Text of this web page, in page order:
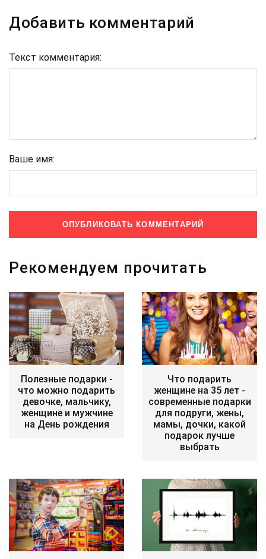
Добавить комментарий
Текст комментария:
Ваше имя:
Рекомендуем прочитать
Полезные подарки -
что можно подарить
девочке, мальчику,
женщине и мужчине
на День рождения
Что подарить
женщине на 35 лет -
современные подарки
для подруги, жены,
мамы, дочки, какой
подарок лучше
выбрать